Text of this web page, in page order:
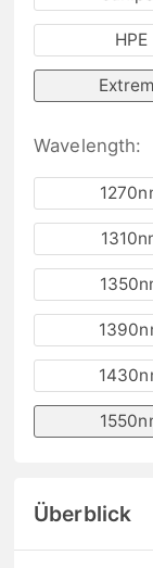
HPE
Wavelength:
Überblick